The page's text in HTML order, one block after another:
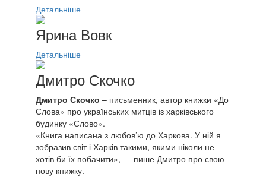
Детальніше
Ярина Вовк
Детальніше
Дмитро Скочко
Дмитро Скочко – письменник, автор книжки «До
Слова» про українських митців із харківського
будинку «Слово».
«Книга написана з любов’ю до Харкова. У ній я
зобразив світ і Харків такими, якими ніколи не
хотів би їх побачити», — пише Дмитро про свою
нову книжку.